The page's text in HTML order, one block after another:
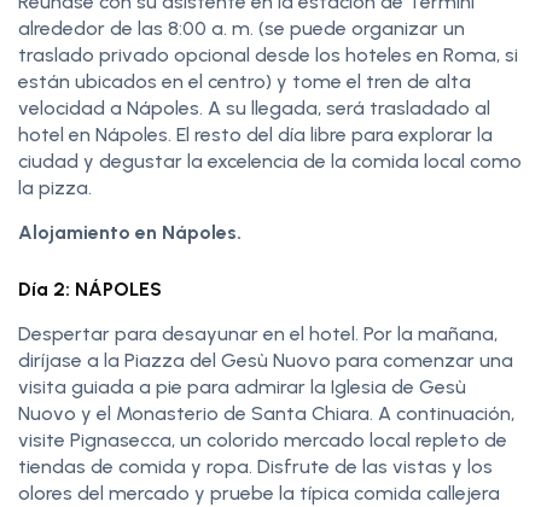
alrededor de las 8:00 a. m. (se puede organizar un
traslado privado opcional desde los hoteles en Roma, si
están ubicados en el centro) y tome el tren de alta
velocidad a Nápoles. A su llegada, será trasladado al
hotel en Nápoles. El resto del día libre para explorar la
ciudad y degustar la excelencia de la comida local como
la pizza.
Alojamiento en Nápoles.
Día 2: NÁPOLES
Despertar para desayunar en el hotel. Por la mañana,
diríjase a la Piazza del Gesù Nuovo para comenzar una
visita guiada a pie para admirar la Iglesia de Gesù
Nuovo y el Monasterio de Santa Chiara. A continuación,
visite Pignasecca, un colorido mercado local repleto de
tiendas de comida y ropa. Disfrute de las vistas y los
olores del mercado y pruebe la típica comida callejera